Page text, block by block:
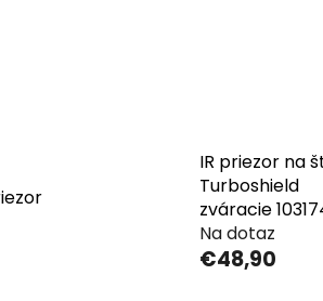
IR priezor na
Turboshield
zváracie
Na dotaz
€48,90